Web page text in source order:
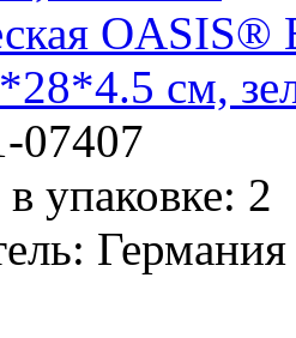
см,
07407
упаковке: 2
Германия